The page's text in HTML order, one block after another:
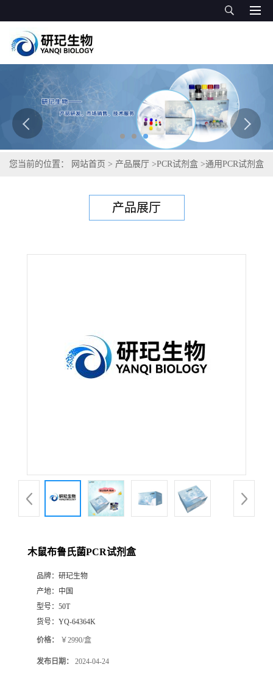
您当前的位置： 网站首页 > 产品展厅 >PCR试剂盒 >通用PCR试剂盒
产品展厅
木鼠布鲁氏菌PCR试剂盒
品牌： 研玘生物
产地： 中国
型号： 50T
货号： YQ-64364K
价格： ￥2990/盒
发布日期： 2024-04-24